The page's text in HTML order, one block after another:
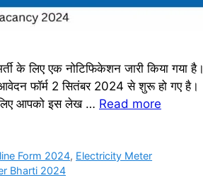
के लिए एक नोटिफिकेशन जारी किया गया है।
फॉर्म 2 सितंबर 2024 से शुरू हो गए है।
आपको इस लेख … Read more
Form 2024, Electricity Meter
Bharti 2024